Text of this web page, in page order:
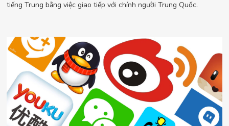
tiếng Trung bằng việc giao tiếp với chính người Trung Quốc.